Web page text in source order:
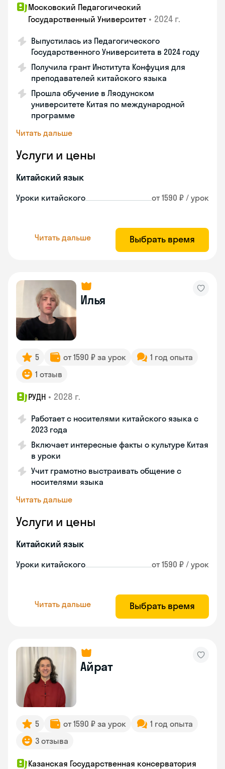
Московский Педагогический
Государственный Университет • 2024 г.
Выпустилась из Педагогического
Государственного Университета в 2024 году
Получила грант Института Конфуция для
преподавателей китайского языка
Прошла обучение в Ляодунском
университете Китая по международной
программе
Читать дальше
Услуги и цены
Китайский язык
Уроки китайского от 1590 ₽ / урок
Читать дальше Выбрать время
Илья
5 от 1590 ₽ за урок
1 год опыта
1 отзыв
РУДН • 2028 г.
Работает с носителями китайского языка с
2023 года
Включает интересные факты о культуре Китая
в уроки
Учит грамотно выстраивать общение с
носителями языка
Читать дальше
Услуги и цены
Китайский язык
Уроки китайского от 1590 ₽ / урок
Читать дальше Выбрать время
Айрат
5 от 1590 ₽ за урок
1 год опыта
3 отзыва
Казанская Государственная консерватория